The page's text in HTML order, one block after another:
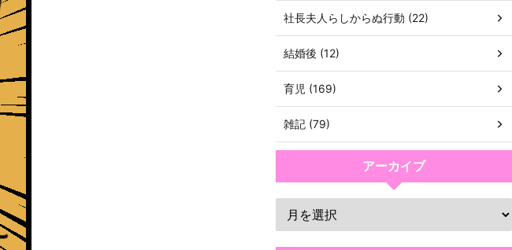
社長夫人らしからぬ行動 (22)
結婚後 (12)
育児 (169)
雑記 (79)
アーカイブ